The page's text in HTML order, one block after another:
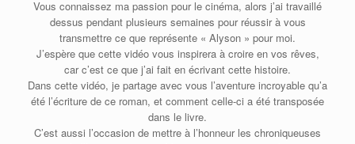
Vous connaissez ma passion pour le cinéma, alors j’ai travaillé
dessus pendant plusieurs semaines pour réussir à vous
transmettre ce que représente « Alyson » pour moi.
J’espère que cette vidéo vous inspirera à croire en vos rêves,
car c’est ce que j’ai fait en écrivant cette histoire.
Dans cette vidéo, je partage avec vous l’aventure incroyable qu’a
été l’écriture de ce roman, et comment celle-ci a été transposée
dans le livre.
C’est aussi l’occasion de mettre à l’honneur les chroniqueuses